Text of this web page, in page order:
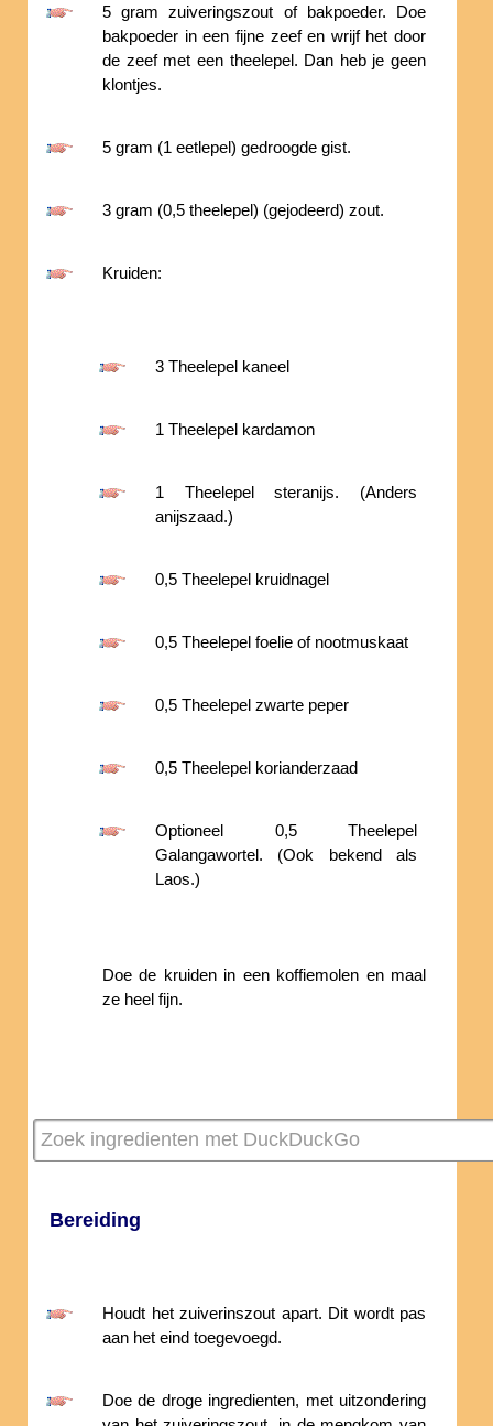
5 gram zuiveringszout of bakpoeder. Doe
bakpoeder in een fijne zeef en wrijf het door
de zeef met een theelepel. Dan heb je geen
klontjes.
5 gram (1 eetlepel) gedroogde gist.
3 gram (0,5 theelepel) (gejodeerd) zout.
Kruiden:
3 Theelepel kaneel
1 Theelepel kardamon
1 Theelepel steranijs. (Anders
anijszaad.)
0,5 Theelepel kruidnagel
0,5 Theelepel foelie of nootmuskaat
0,5 Theelepel zwarte peper
0,5 Theelepel korianderzaad
Optioneel 0,5 Theelepel
Galangawortel. (Ook bekend als
Laos.)
Doe de kruiden in een koffiemolen en maal
ze heel fijn.
Bereiding
Houdt het zuiverinszout apart. Dit wordt pas
aan het eind toegevoegd.
Doe de droge ingredienten, met uitzondering